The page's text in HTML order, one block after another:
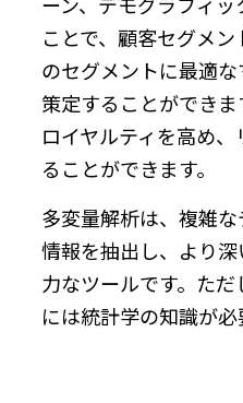
ことで、顧客セグメ
のセグメントに最適
策定することができ
ロイヤルティを高め
ることができます。
多変量解析は、複雑
情報を抽出し、より
力なツールです。た
には統計学の知識が必